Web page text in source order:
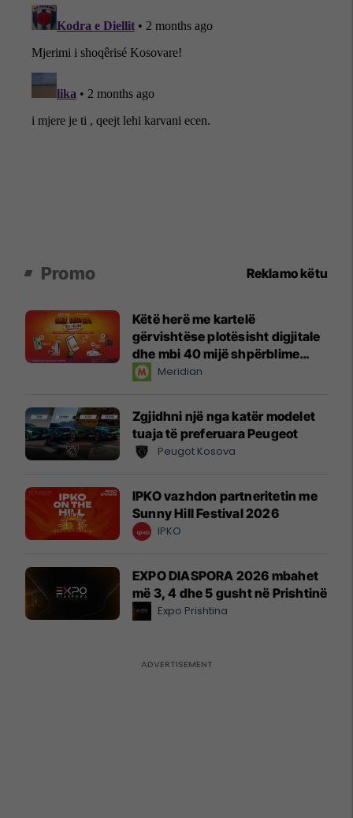
Promo Reklamo këtu
Këtë herë me kartelë
gërvishtëse plotësisht digjitale
dhe mbi 40 mijë shpërblime
instant!Meridian
Zgjidhni një nga katër modelet
tuaja të preferuara Peugeot
Peugot Kosova
IPKO vazhdon partneritetin me
Sunny Hill Festival 2026
IPKO
EXPO DIASPORA 2026 mbahet
më 3, 4 dhe 5 gusht në Prishtinë
Expo Prishtina